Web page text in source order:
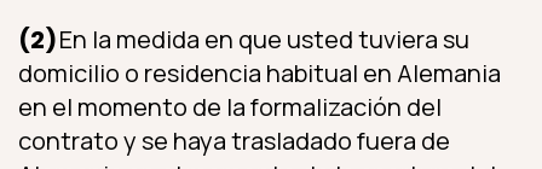
(2)En la medida en que usted tuviera su
domicilio o residencia habitual en Alemania
en el momento de la formalización del
contrato y se haya trasladado fuera de